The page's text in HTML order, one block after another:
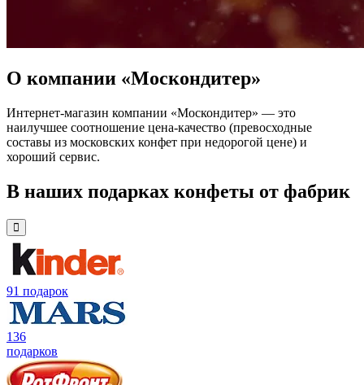
О компании «Москондитер»
Интернет-магазин компании «Москондитер» — это
наилучшее соотношение цена-качество (превосходные
составы из московских конфет при недорогой цене) и
хороший сервис.
В наших подарках конфеты от фабрик
91 подарок
136
подарков